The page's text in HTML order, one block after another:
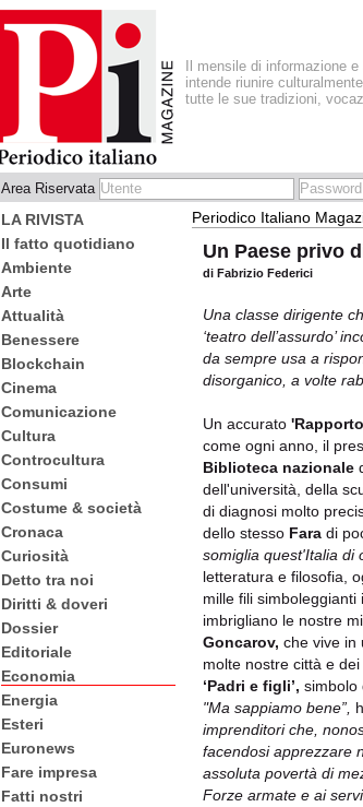
Il mensile di informazione
intende riunire
tutte le sue tradizioni,
Area Riservata
LA RIVISTA
Il fatto quotidiano
Ambiente
Arte
Attualità
Benessere
Blockchain
Cinema
Comunicazione
Cultura
Controcultura
Consumi
Costume & società
Cronaca
Curiosità
Detto tra noi
Diritti & doveri
Dossier
Editoriale
Economia
Energia
Esteri
Euronews
Fare impresa
Fatti nostri
Periodico Italiano
Un Paese privo
di Fabrizio Federici
Una classe dirigente
‘teatro dell’assurdo’
da sempre usa a
disorganico, a volte
Un accurato
come ogni anno, il
Biblioteca nazionale
dell'università, della
di diagnosi molto
dello stesso Fara di
somiglia quest'Italia di
letteratura e filosofia,
mille fili
imbrigliano le nostre
Goncarov, che vive in
molte nostre città e
‘Padri e figli’, simbolo
"Ma sappiamo bene”,
imprenditori che,
facendosi apprezzare
assoluta povertà di
Forze armate e ai